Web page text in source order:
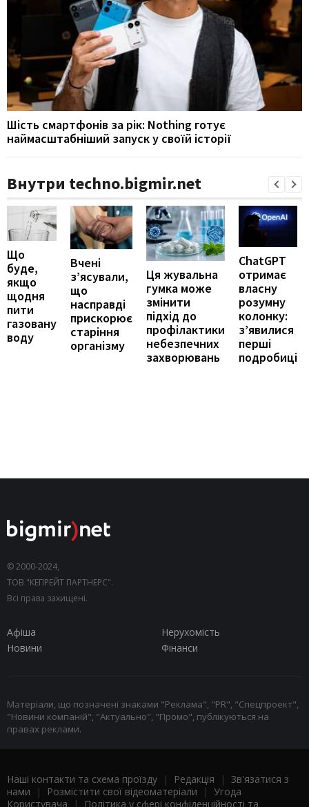
Шість смартфонів за рік: Nothing готує
наймасштабніший запуск у своїй історії
Внутри techno.bigmir.net
Що
буде,
якщо
щодня
пити
газовану
воду
Вчені
з’ясували,
що
насправді
прискорює
старіння
організму
Ця жувальна
гумка може
змінити
підхід до
профілактики
небезпечних
захворювань
ChatGPT
отримає
власну
розумну
колонку:
з’явилися
перші
подробиці
© 2000-2024,
ТОВ "КЕПРЕЙТ ПАРТНЕРС".
Всі права захищені.
Афіша
Нерухомість
Новини
Фінанси
Матеріали, що позначені знаками "Реклама", "PR", "Спецпроект",
"Новини компаній", "Актуально", "Промо", публікуються на
правах реклами.
Наші контакти та схема проїзду | Редакція | Зв'язатися з
нами | Розмістити свої відеоматеріали | Угода
Користувача | Політика у сфері конфіденційності та